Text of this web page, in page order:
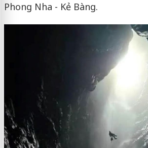
Phong Nha - Kẻ Bàng.